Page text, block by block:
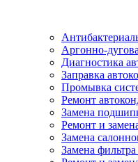
Аргонно-
Диагностика
Заправка
Промывка
Ремонт
Замена
Ремонт и
Замена
Замена